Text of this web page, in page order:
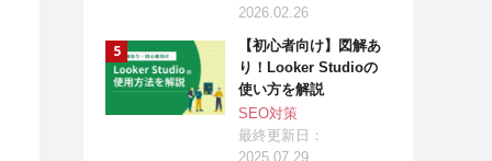
2026.02.26
【初心者向け】図解あ
り！Looker Studioの
使い方を解説
SEO対策
最終更新日：
2025.07.29